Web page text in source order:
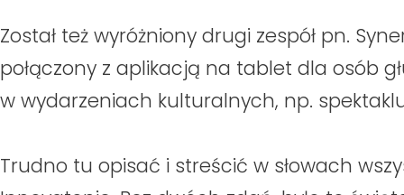
Został też wyróżniony drugi zespół pn.
połączony z aplikacją na tablet dla osób
w wydarzeniach kulturalnych, np.
Trudno tu opisać i streścić w słowach